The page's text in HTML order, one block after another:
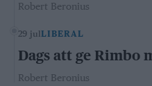
Robert Beronius
29 julLIBERAL
Dags att ge Rimbo
Robert Beronius